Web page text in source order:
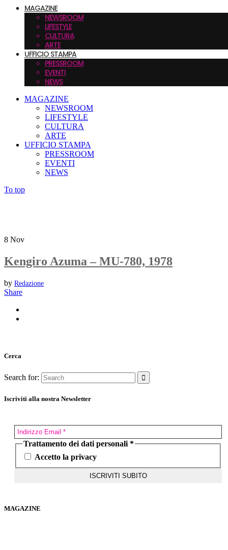
MAGAZINE
NEWSROOM
LIFESTYLE
CULTURA
ARTE
UFFICIO STAMPA
PRESSROOM
EVENTI
NEWS
MAGAZINE
NEWSROOM
LIFESTYLE
CULTURA
ARTE
UFFICIO STAMPA
PRESSROOM
EVENTI
NEWS
To top
8 Nov
Kengiro Azuma – MU-780, 1978
by Redazione
Share
Cerca
Search for:
Iscriviti alla nostra Newsletter
Trattamento dei dati personali *
Accetto la privacy
MAGAZINE